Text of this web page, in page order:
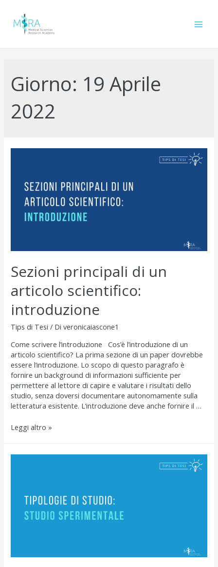
contenuto
Giorno: 19 Aprile
2022
Sezioni principali di un
articolo scientifico:
introduzione
Tips di Tesi / Diveronicaiascone1
Come scrivere l’introduzione Cos’è l’introduzione di un
articolo scientifico? La prima sezione di un paper dovrebbe
essere l’introduzione. Lo scopo di questo paragrafo è
fornire un background di informazioni sufficiente per
permettere al lettore di capire e valutare i risultati dello
studio, senza doversi documentare autonomamente sulla
letteratura esistente. L’introduzione deve anche fornire il …
Sezioni
un
Leggi altro »